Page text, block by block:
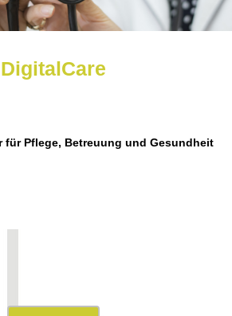
DigitalCare
für Pflege, Betreuung und Gesundheit